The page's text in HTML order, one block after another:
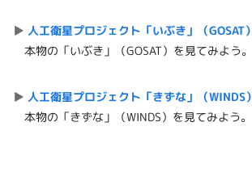
▶︎ 人工衛星プロジェクト「いぶき」（GOSAT）
本物の「いぶき」（GOSAT）を見てみよう。
▶︎ 人工衛星プロジェクト「きずな」（WINDS）
本物の「きずな」（WINDS）を見てみよう。